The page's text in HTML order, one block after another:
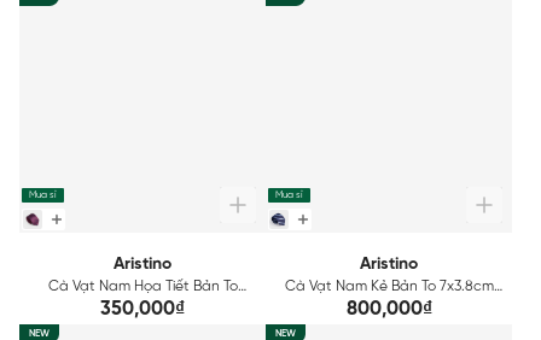
Mua sỉ
Aristino
Cà Vạt Nam Họa Tiết Bản To
7x3.8cm Aristino ATI0300S2
350,000₫
Mua sỉ
Aristino
Cà Vạt Nam Kẻ Bản To 7x3.8cm
Aristino ATI0210S2
800,000₫
NEW NEW